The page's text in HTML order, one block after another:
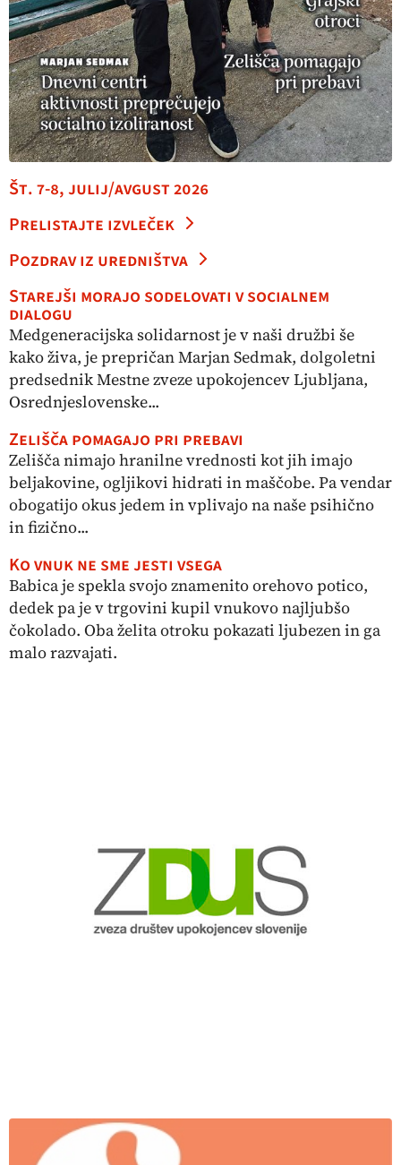
Št. 7-8, julij/avgust 2026
Prelistajte izvleček
Pozdrav iz uredništva
Starejši morajo sodelovati v socialnem
dialogu
Medgeneracijska solidarnost je v naši družbi še
kako živa, je prepričan Marjan Sedmak, dolgoletni
predsednik Mestne zveze upokojencev Ljubljana,
Osrednjeslovenske...
Zelišča pomagajo pri prebavi
Zelišča nimajo hranilne vrednosti kot jih imajo
beljakovine, ogljikovi hidrati in maščobe. Pa vendar
obogatijo okus jedem in vplivajo na naše psihično
in fizično...
Ko vnuk ne sme jesti vsega
Babica je spekla svojo znamenito orehovo potico,
dedek pa je v trgovini kupil vnukovo najljubšo
čokolado. Oba želita otroku pokazati ljubezen in ga
malo razvajati.